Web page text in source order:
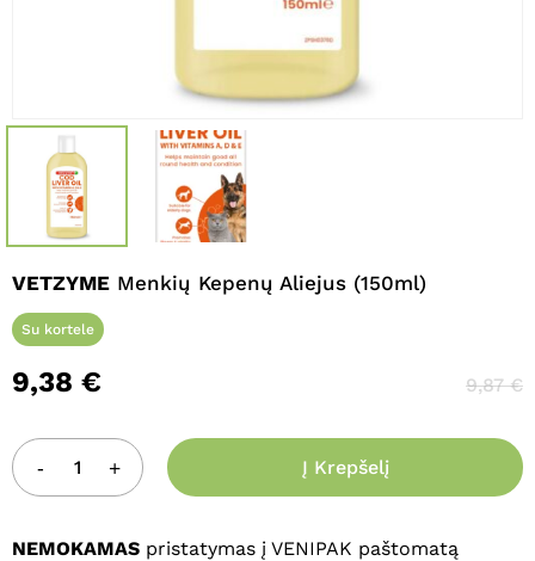
VETZYME Menkių Kepenų Aliejus (150ml)
Su kortele
9,38 € 9,87€
Į Krepšelį
NEMOKAMAS pristatymas į VENIPAK paštomatą
Pavadinimas*
El. paštas*
išsaugoti vardą, el. pašto adresą ir